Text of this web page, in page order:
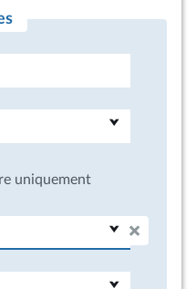
uniquement